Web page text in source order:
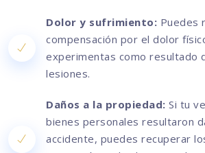
Dolor y sufrimiento: Puedes
compensación por el dolor
experimentas como resultado
lesiones.
Daños a la propiedad: Si tu
bienes personales resultaron
accidente, puedes recuperar